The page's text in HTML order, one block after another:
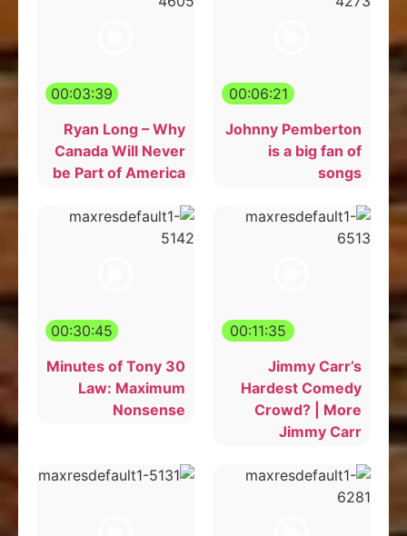
00:06:21
Johnny Pemberton
is a big fan of
songs
00:03:39
Ryan Long – Why
Canada Will Never
be Part of America
00:11:35
Jimmy Carr’s
Hardest Comedy
Crowd? | More
Jimmy Carr
00:30:45
30 Minutes of Tony
Law: Maximum
Nonsense